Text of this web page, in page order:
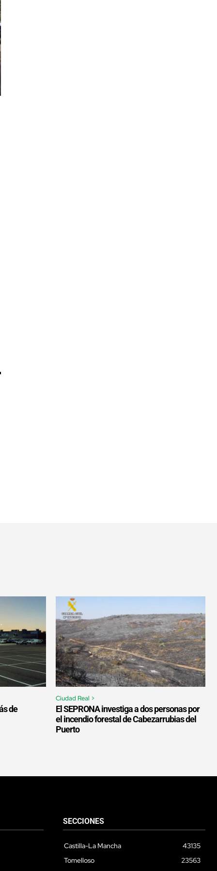
de
Ciudad Real >
El SEPRONA investiga a dos personas por
el incendio forestal de Cabezarrubias del
Puerto
SECCIONES
Castilla-La Mancha
43135
Tomelloso
23563